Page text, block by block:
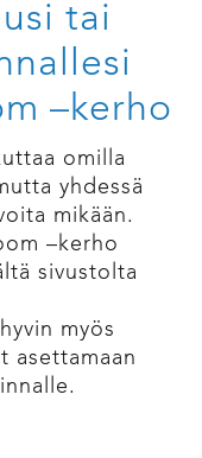
tai
–kerho
omilla
yhdessä
mikään.
–kerho
sivustolta
myös
asettamaan